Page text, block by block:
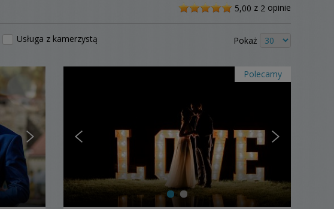
5,00 /z 2 opinie
Usługa z kamerzystą Pokaż
Polecamy